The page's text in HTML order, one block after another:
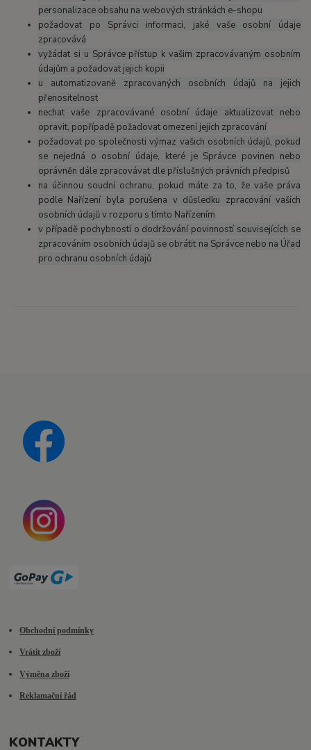
personalizace obsahu na webových stránkách e-shopu
požadovat po Správci informaci, jaké vaše osobní údaje
zpracovává
vyžádat si u Správce přístup k vašim zpracovávaným osobním
údajům a požadovat jejich kopii
u automatizovaně zpracovaných osobních údajů na jejich
přenositelnost
nechat vaše zpracovávané osobní údaje aktualizovat nebo
opravit, popřípadě požadovat omezení jejich zpracování
požadovat po společnosti výmaz vašich osobních údajů, pokud
se nejedná o osobní údaje, které je Správce povinen nebo
oprávněn dále zpracovávat dle příslušných právních předpisů
na účinnou soudní ochranu, pokud máte za to, že vaše práva
podle Nařízení byla porušena v důsledku zpracování vašich
osobních údajů v rozporu s tímto Nařízením
v případě pochybností o dodržování povinností souvisejících se
zpracováním osobních údajů se obrátit na Správce nebo na Úřad
pro ochranu osobních údajů
Obchodní podmínky
Vrátit zboží
Výměna zboží
Reklamační řád
KONTAKTY